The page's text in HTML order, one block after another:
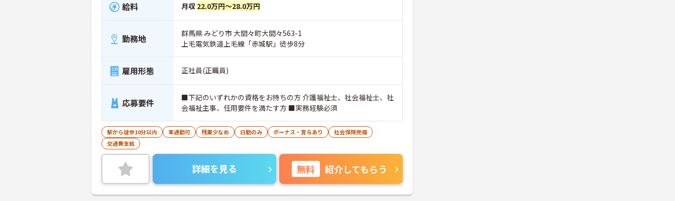
給料 月収 22.0万円～28.0万円
勤務地
群馬県 みどり市 大間々町大間々563-1
上毛電気鉄道上毛線「赤城駅」徒歩8分
雇用形態 正社員(正職員)
応募要件
■下記のいずれかの資格をお持ちの方 介護福祉士、社会福祉士、社
会福祉主事、任用要件を満たす方 ■実務経験必須
駅から徒歩10分以内 車通勤可 残業少なめ 日勤のみ ボーナス・賞与あり
社会保険完備
交通費支給
詳細を見る 無料 紹介してもらう